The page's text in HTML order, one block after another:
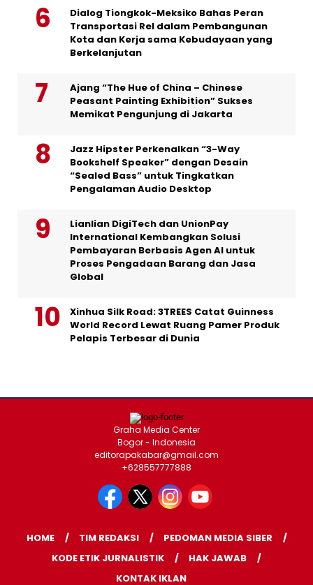
Dialog Tiongkok-Meksiko Bahas Peran
Transportasi Rel dalam Pembangunan
Kota dan Kerja sama Kebudayaan yang
Berkelanjutan
Ajang “The Hue of China – Chinese
Peasant Painting Exhibition” Sukses
Memikat Pengunjung di Jakarta
Jazz Hipster Perkenalkan “3-Way
Bookshelf Speaker” dengan Desain
“Sealed Bass” untuk Tingkatkan
Pengalaman Audio Desktop
Lianlian DigiTech dan UnionPay
International Kembangkan Solusi
Pembayaran Berbasis Agen AI untuk
Proses Pengadaan Barang dan Jasa
Global
Xinhua Silk Road: 3TREES Catat Guinness
World Record Lewat Ruang Pamer Produk
Pelapis Terbesar di Dunia
Graha Media Center
Bogor - Indonesia
editorapakabar@gmail.com
+628557777888
HOME TIM REDAKSI
PEDOMAN MEDIA SIBER
KODE ETIK JURNALISTIK
HAK JAWAB
KONTAK IKLAN